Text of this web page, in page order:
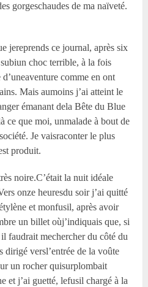
gorgeschaudes de ma naïveté.
jereprends ce journal, après six
choc terrible, à la fois
comme en ont
Mais aumoins j’ai atteint le
émanant dela Bête du Blue
ce que moi, unmalade à bout de
Je vaisraconter le plus
produit.
noire.C’était la nuit idéale
onze heuresdu soir j’ai quitté
et monfusil, après avoir
un billet oùj’indiquais que, si
faudrait mechercher du côté du
dirigé versl’entrée de la voûte
un rocher quisurplombait
et j’ai guetté, lefusil chargé à la